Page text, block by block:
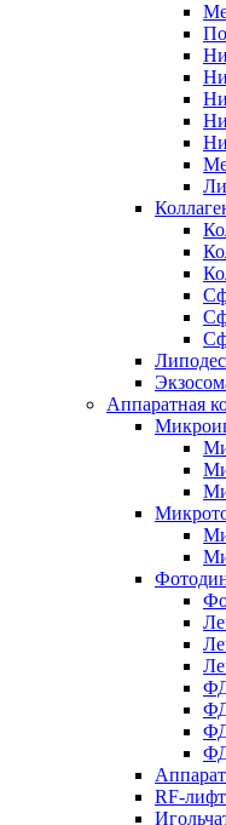
Аппаратная
RF-